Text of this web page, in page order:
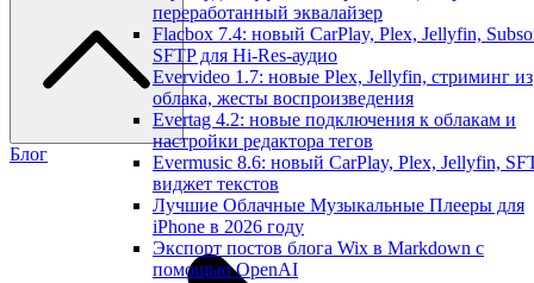
переработанный эквалайзер
Flacbox 7.4: новый CarPlay, Plex, Jellyfin,
SFTP для Hi-Res-аудио
Evervideo 1.7: новые Plex, Jellyfin, стриминг из
облака, жесты воспроизведения
Evertag 4.2: новые подключения к облакам и
настройки редактора тегов
Evermusic 8.6: новый CarPlay, Plex, Jellyfin,
виджет текстов
Лучшие Облачные Музыкальные Плееры для
iPhone в 2026 году
Экспорт постов блога Wix в Markdown с
помощью OpenAI
Блог